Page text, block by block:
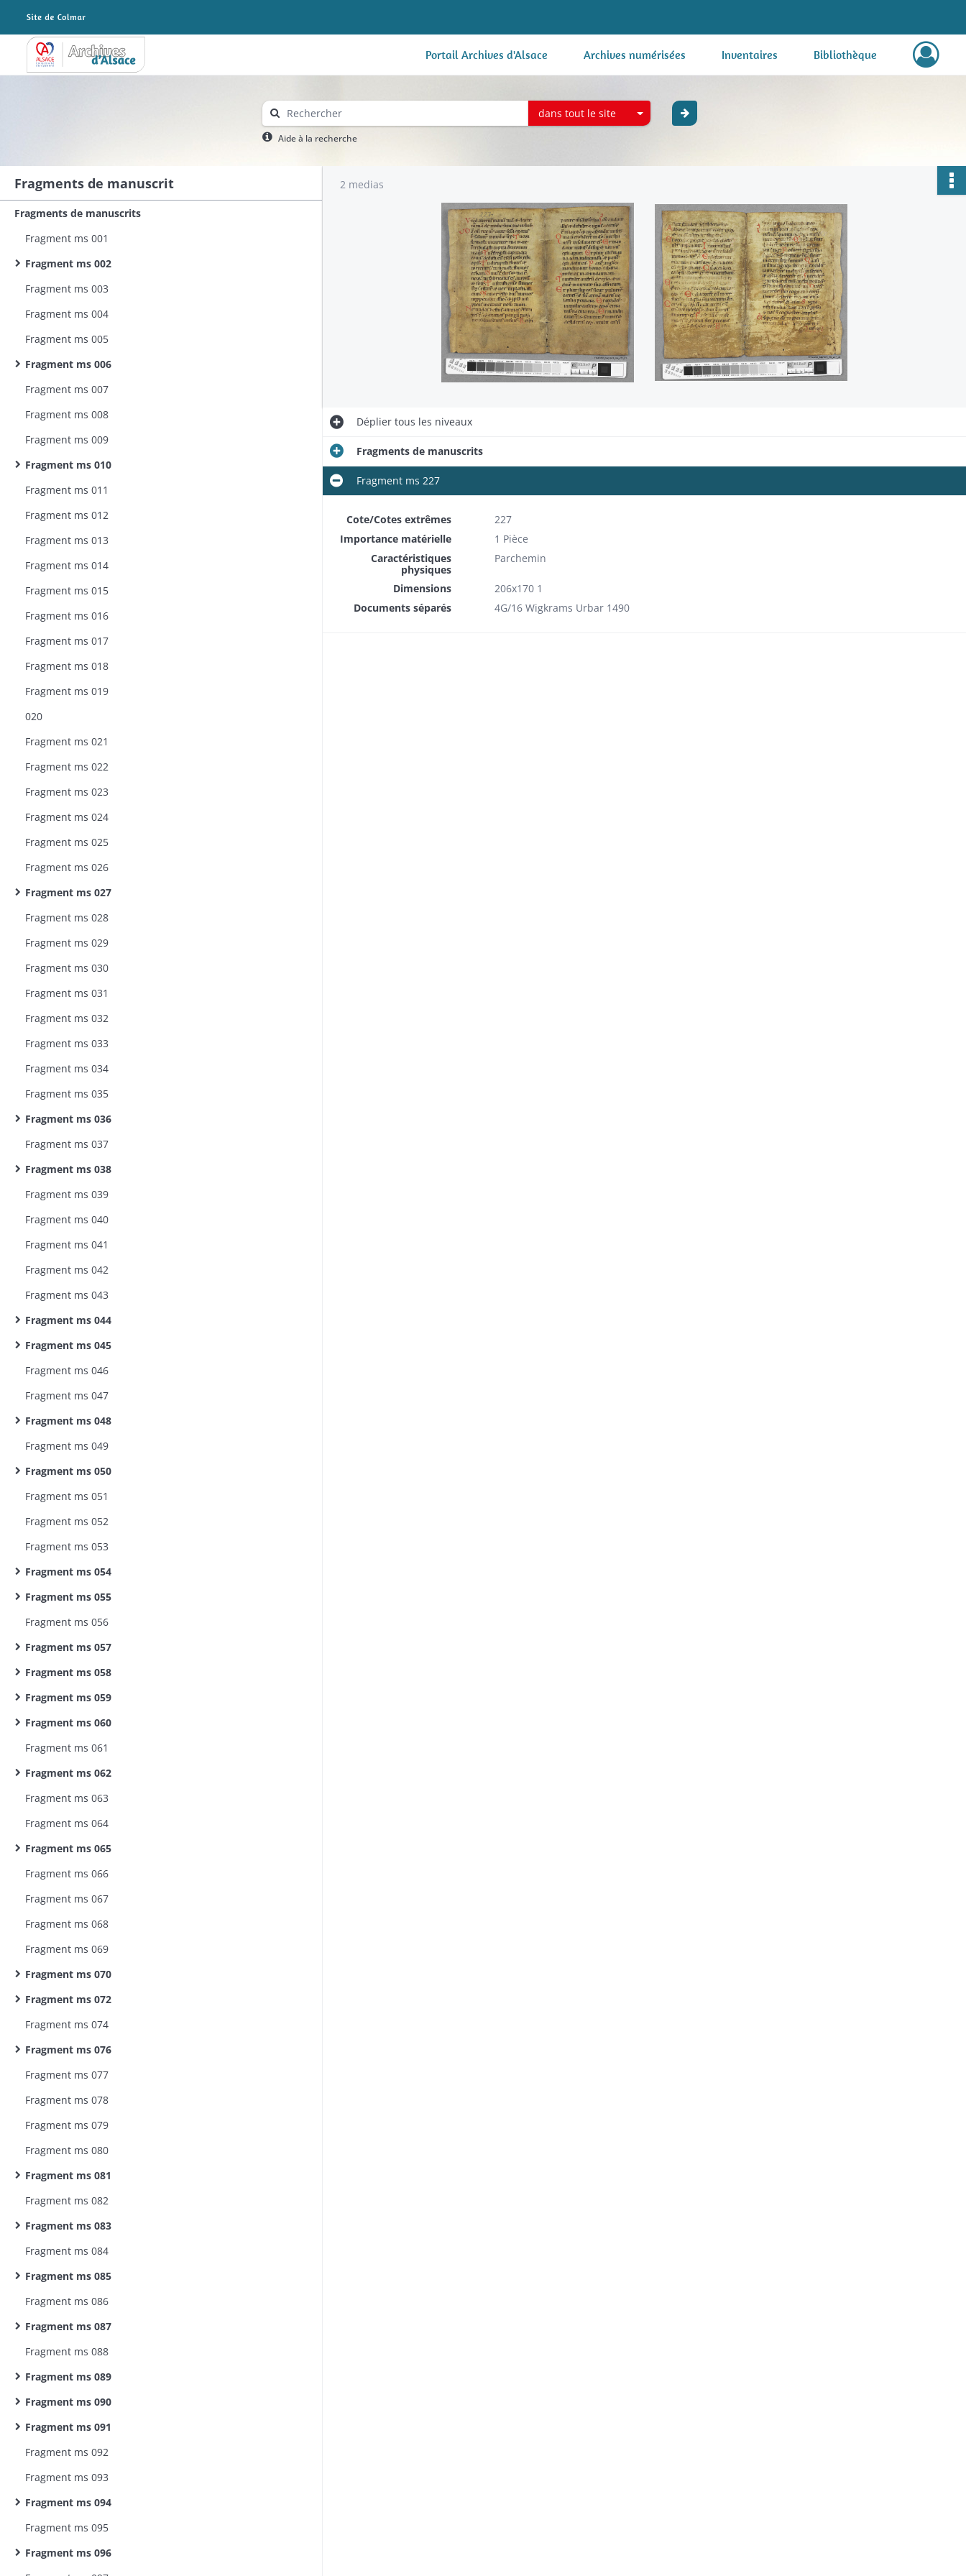
Archives Alsace - Colmar Portail Archives d'Alsace Archives numérisées Inventaires Bibliothèque
dans tout le site
Aide à la recherche
Fragments de manuscrit
Fragments de manuscrits
Fragment ms 001
Fragment ms 002
Fragment ms 003
Fragment ms 004
Fragment ms 005
Fragment ms 006
Fragment ms 007
Fragment ms 008
Fragment ms 009
Fragment ms 010
Fragment ms 011
Fragment ms 012
Fragment ms 013
Fragment ms 014
Fragment ms 015
Fragment ms 016
Fragment ms 017
Fragment ms 018
Fragment ms 019
020
Fragment ms 021
Fragment ms 022
Fragment ms 023
Fragment ms 024
Fragment ms 025
Fragment ms 026
Fragment ms 027
Fragment ms 028
Fragment ms 029
Fragment ms 030
Fragment ms 031
Fragment ms 032
Fragment ms 033
Fragment ms 034
Fragment ms 035
Fragment ms 036
Fragment ms 037
Fragment ms 038
Fragment ms 039
Fragment ms 040
Fragment ms 041
Fragment ms 042
Fragment ms 043
Fragment ms 044
Fragment ms 045
Fragment ms 046
Fragment ms 047
Fragment ms 048
Fragment ms 049
Fragment ms 050
Fragment ms 051
Fragment ms 052
Fragment ms 053
Fragment ms 054
Fragment ms 055
Fragment ms 056
Fragment ms 057
Fragment ms 058
Fragment ms 059
Fragment ms 060
Fragment ms 061
Fragment ms 062
Fragment ms 063
Fragment ms 064
Fragment ms 065
Fragment ms 066
Fragment ms 067
Fragment ms 068
Fragment ms 069
Fragment ms 070
Fragment ms 072
Fragment ms 074
Fragment ms 076
Fragment ms 077
Fragment ms 078
Fragment ms 079
Fragment ms 080
Fragment ms 081
Fragment ms 082
Fragment ms 083
Fragment ms 084
Fragment ms 085
Fragment ms 086
Fragment ms 087
Fragment ms 088
Fragment ms 089
Fragment ms 090
Fragment ms 091
Fragment ms 092
Fragment ms 093
Fragment ms 094
Fragment ms 095
Fragment ms 096
2 medias
Dépliertous les niveaux
Fragments de manuscrits
Fragment ms 227
Cote/Cotes extrêmes
227
Importance matérielle
1 Pièce
Caractéristiques
physiques
Parchemin
Dimensions
206x170 1
Documents séparés
4G/16 Wigkrams Urbar 1490